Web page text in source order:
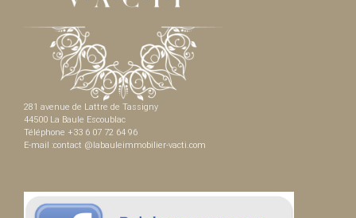
281 avenue de Lattre de Tassigny
44500 La Baule Escoublac
Téléphone +33 6 07 72 64 96
E-mail :contact @labauleimmobilier-vacti.com